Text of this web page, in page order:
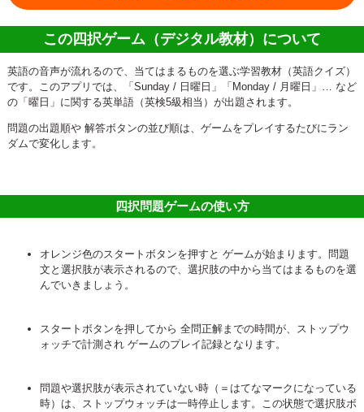
この四択ゲーム（デジタル教材）について
英語の音声が流れるので、当てはまるものを選ぶ学習教材（英語クイズ）
です。このアプリでは、「Sunday / 日曜日」「Monday / 月曜日」… など
の「曜日」に関する英単語（英検5級相当）が出題されます。
問題の出題順や 解答ボタンの並び順は、ゲームをプレイするたびにラン
ダムで変化します。
四択問題ゲームの使い方
オレンジ色のスタートボタンを押すと ゲームが始まります。問題
文と選択肢が表示されるので、選択肢の中から当てはまるものを選
んでいきましょう。
スタートボタンを押してから 全問正解までの時間が、ストップウ
ォッチで計測され ゲームのプレイ記録となります。
問題や選択肢が表示されていない時（＝はてなマークになっている
時）は、ストップウォッチは一時停止します。この状態で選択肢ボ